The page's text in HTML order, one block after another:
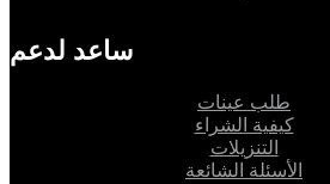
ساعد لدعم
طلب عينات
كيفية الشراء
التنزيلات
الأسئلة الشائعة